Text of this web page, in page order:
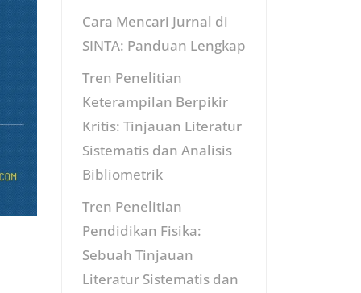
Cara Mencari Jurnal di
SINTA: Panduan Lengkap
Tren Penelitian
Keterampilan Berpikir
Kritis: Tinjauan Literatur
Sistematis dan Analisis
Bibliometrik
Tren Penelitian
Pendidikan Fisika:
Sebuah Tinjauan
Literatur Sistematis dan